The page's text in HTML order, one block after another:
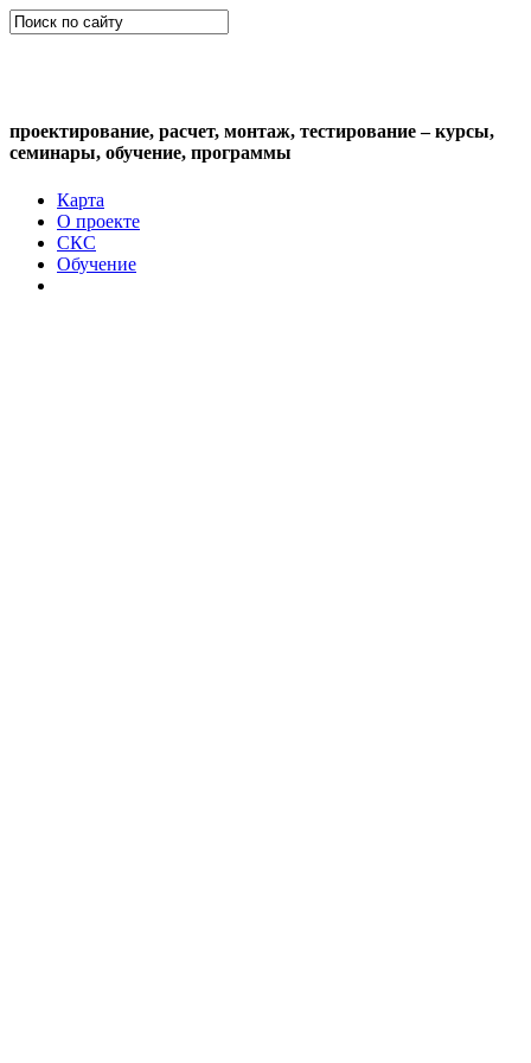
проектирование, расчет, монтаж, тестирование – курсы,
семинары, обучение, программы
Карта
О проекте
СКС
Обучение